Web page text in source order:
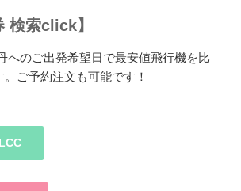
検索click】
へのご出発希望日で最安値飛行機を比
ご予約注文も可能です！